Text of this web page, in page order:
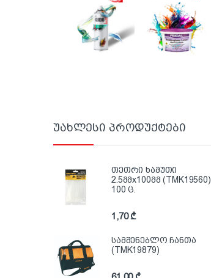
უახლესი პროდუქტები
თეთრი ხამუთი
2.5მმx100მმ (TMK19560)
100 ც.
1,70₾
სამშენებლო ჩანთა
(TMK19879)